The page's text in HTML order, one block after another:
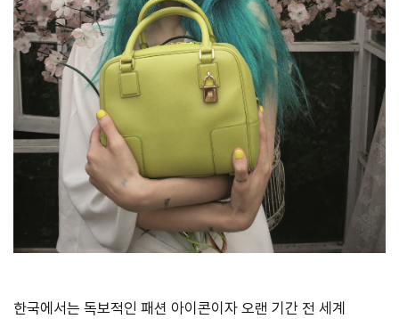
한국에서는 독보적인 패션 아이콘이자 오랜 기간 전 세계